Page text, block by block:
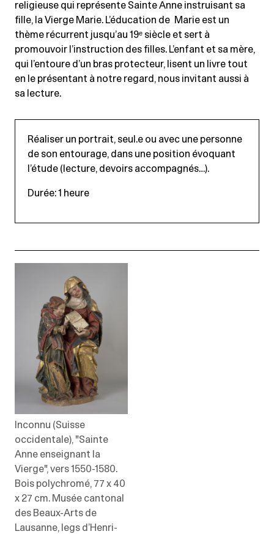
religieuse qui représente Sainte Anne instruisant sa
fille, la Vierge Marie. L’éducation de Marie est un
thème récurrent jusqu’au 19ᵉ siècle et sert à
promouvoir l’instruction des filles. L’enfant et sa mère,
qui l’entoure d’un bras protecteur, lisent un livre tout
en le présentant à notre regard, nous invitant aussi à
sa lecture.
Réaliser un portrait, seul.e ou avec une personne
de son entourage, dans une position évoquant
l’étude (lecture, devoirs accompagnés…).
Durée: 1 heure
Inconnu (Suisse
occidentale), "Sainte
Anne enseignant la
Vierge", vers 1550-1580.
Bois polychromé, 77 x 40
x 27 cm. Musée cantonal
des Beaux-Arts de
Lausanne, legs d’Henri-